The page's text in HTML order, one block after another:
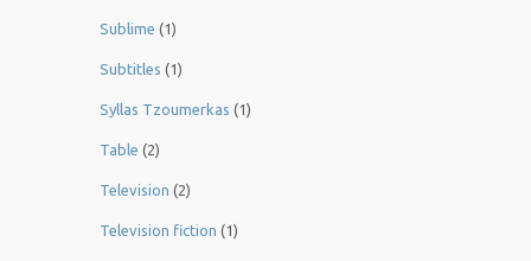
Sublime (1)
Subtitles (1)
Syllas Tzoumerkas (1)
Table (2)
Television (2)
Television fiction (1)